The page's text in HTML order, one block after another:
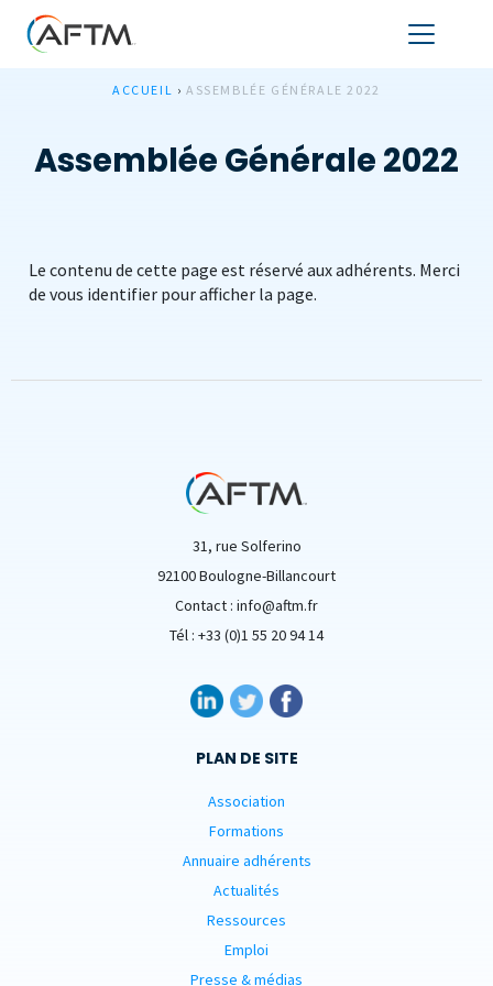
ACCUEIL ›ASSEMBLÉE GÉNÉRALE 2022
Assemblée Générale 2022
Le contenu de cette page est réservé aux adhérents. Merci
de vous identifier pour afficher la page.
31, rue Solferino
92100 Boulogne-Billancourt
Contact : info@aftm.fr
Tél : +33 (0)1 55 20 94 14
PLAN DE SITE
Association
Formations
Annuaire adhérents
Actualités
Ressources
Emploi
Presse & médias